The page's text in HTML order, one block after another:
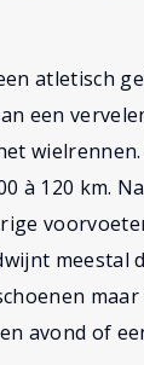
atletisch
een
à 120 km.
meestal
avond of